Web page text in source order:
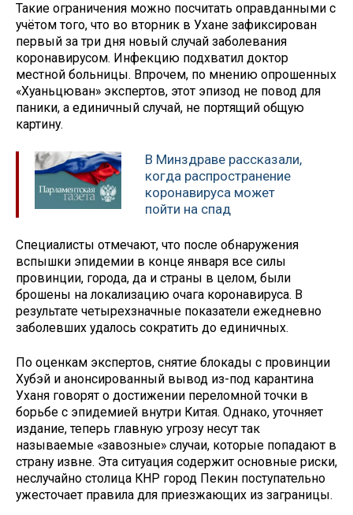
Такие ограничения можно посчитать оправданными с
учётом того, что во вторник в Ухане зафиксирован
первый за три дня новый случай заболевания
коронавирусом. Инфекцию подхватил доктор
местной больницы. Впрочем, по мнению опрошенных
«Хуаньцюван» экспертов, этот эпизод не повод для
паники, а единичный случай, не портящий общую
картину.
В Минздраве рассказали,
когда распространение
коронавируса может
пойти на спад
Специалисты отмечают, что после обнаружения
вспышки эпидемии в конце января все силы
провинции, города, да и страны в целом, были
брошены на локализацию очага коронавируса. В
результате четырехзначные показатели ежедневно
заболевших удалось сократить до единичных.
По оценкам экспертов, снятие блокады с провинции
Хубэй и анонсированный вывод из-под карантина
Уханя говорят о достижении переломной точки в
борьбе с эпидемией внутри Китая. Однако, уточняет
издание, теперь главную угрозу несут так
называемые «завозные» случаи, которые попадают в
страну извне. Эта ситуация содержит основные риски,
неслучайно столица КНР город Пекин поступательно
ужесточает правила для приезжающих из заграницы.